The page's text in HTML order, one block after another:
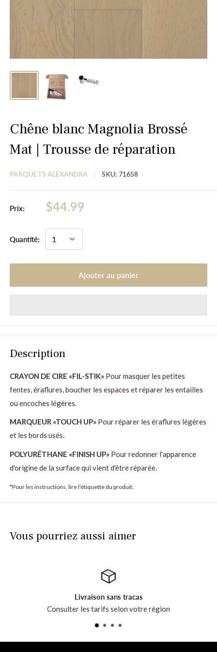
Chêne blanc Magnolia Brossé
Mat | Trousse de réparation
PARQUETS ALEXANDRA SKU: 71658
Prix: $44.99
Quantité:
Ajouter au panier
Description
CRAYON DE CIRE «FIL-STIK» Pour masquer les petites
fentes, éraflures, boucher les espaces et réparer les entailles
ou encoches légères.
MARQUEUR «TOUCH UP» Pour réparer les éraflures légères
et les bords usés.
POLYURÉTHANE «FINISH UP» Pour redonner l'apparence
d'origine de la surface qui vient d'être réparée.
*Pour les instructions, lire l'étiquette du produit.
Vous pourriez aussi aimer
Livraison sans tracas
Consulter les tarifs selon votre région